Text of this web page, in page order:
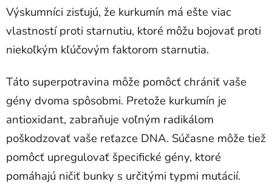
Výskumníci zisťujú, že kurkumín má ešte viac
vlastností proti starnutiu, ktoré môžu bojovať proti
niekoľkým kľúčovým faktorom starnutia.
Táto superpotravina môže pomôcť chrániť vaše
gény dvoma spôsobmi. Pretože kurkumín je
antioxidant, zabraňuje voľným radikálom
poškodzovať vaše reťazce DNA. Súčasne môže tiež
pomôcť upregulovať špecifické gény, ktoré
pomáhajú ničiť bunky s určitými typmi mutácií.